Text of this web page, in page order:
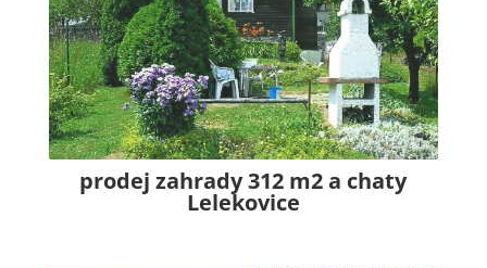
prodej zahrady 312 m2 a chaty
Lelekovice